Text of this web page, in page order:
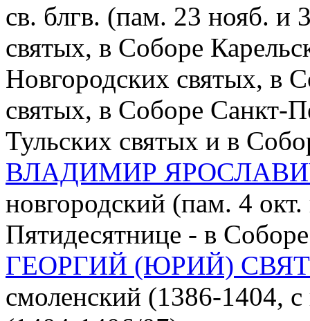
св. блгв. (пам. 23 нояб. и
святых, в Соборе
Новгородских святых, в
святых, в Соборе Санкт-
Тульских святых и в
ВЛАДИМИР
новгородский (пам. 4
Пятидесятнице - в
ГЕОРГИЙ (ЮРИЙ)
смоленский (1386-1404,